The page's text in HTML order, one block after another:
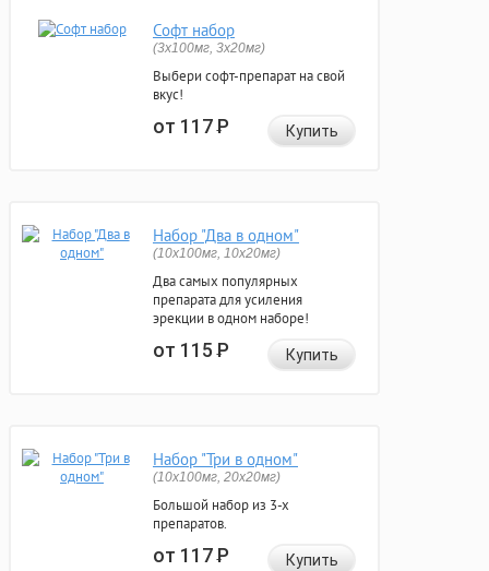
Софт набор
(3x100мг, 3x20мг)
Выбери софт-препарат на свой
вкус!
от 117Р Купить
Набор "Два в одном"
(10x100мг, 10x20мг)
Два самых популярных
препарата для усиления
эрекции в одном наборе!
от 115Р Купить
Набор "Три в одном"
(10x100мг, 20x20мг)
Большой набор из 3-х
препаратов.
от 117Р Купить